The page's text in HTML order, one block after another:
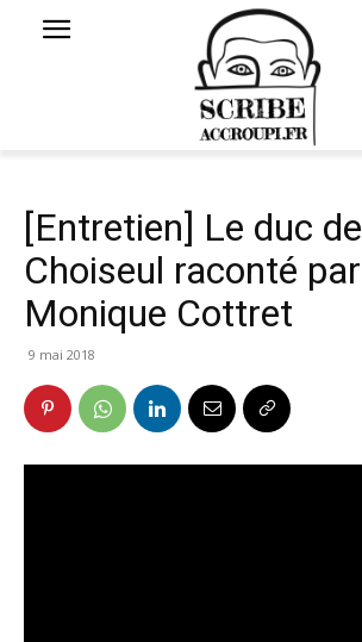
[Entretien] Le duc de
Choiseul raconté par
Monique Cottret
9 mai 2018